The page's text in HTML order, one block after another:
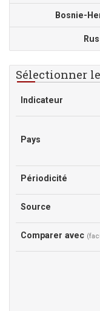
Bosnie-
Sélectionner
Indicateur
Pays
Périodicité
Source
Comparer avec